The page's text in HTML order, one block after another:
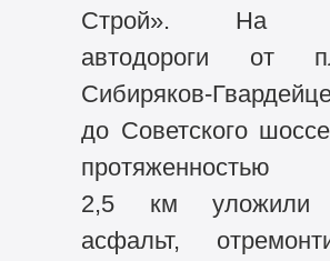
Строй». На
автодороги от
Сибиряков-
до Советского
протяженностью
2,5 км уложили
асфальт,